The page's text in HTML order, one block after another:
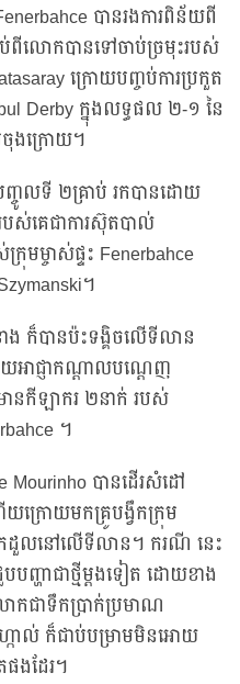
បានរងការពិន័យពី
ពីលោកបានទៅចាប់ច្រមុះរបស់
ក្រោយបញ្ចប់ការប្រកួត
Derby ក្នុងលទ្ធផល ២-១ នៃ
មចុងក្រោយ។
ញ្ចូលទី ២គ្រាប់ រកបានដោយ
ស់គេជាការស៊ុតបាល់
មម្ចាស់ផ្ទះ Fenerbahce
។
ក៏បានប៉ះទង្គិចលើទីលាន
អាជ្ញាកណ្តាលបណ្តេញ
នកីឡាករ ២នាក់ របស់
។
បានដើរសំដៅ
ក្រោយមកគ្រូបង្វឹកក្រុម
កដួលនៅលើទីលាន។ ករណី នេះ
ញ្ហាជាថ្មីម្តងទៀត ដោយខាង
កជាទឹកប្រាក់ប្រមាណ
ាល់ ក៏ជាប់បម្រាមមិនអោយ
ងដែរ។